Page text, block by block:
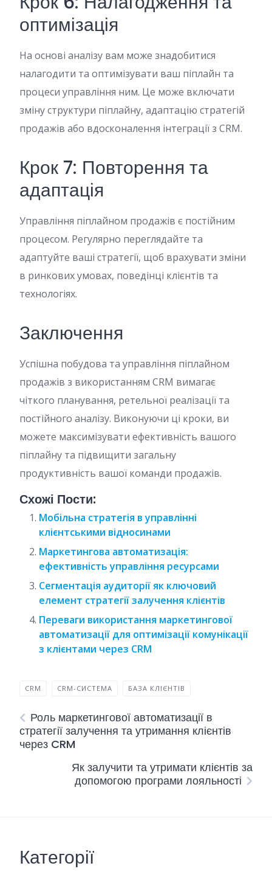
оптимізація
На основі аналізу вам може знадобитися
налагодити та оптимізувати ваш піплайн та
процеси управління ним. Це може включати
зміну структури піплайну, адаптацію стратегій
продажів або вдосконалення інтеграції з CRM.
Крок 7: Повторення та
адаптація
Управління піплайном продажів є постійним
процесом. Регулярно переглядайте та
адаптуйте ваші стратегії, щоб врахувати зміни
в ринкових умовах, поведінці клієнтів та
технологіях.
Заключення
Успішна побудова та управління піплайном
продажів з використанням CRM вимагає
чіткого планування, ретельної реалізації та
постійного аналізу. Виконуючи ці кроки, ви
можете максимізувати ефективність вашого
піплайну та підвищити загальну
продуктивність вашої команди продажів.
Схожі Пости:
Мобільна стратегія в управлінні
клієнтськими відносинами
Маркетингова автоматизація:
ефективність управління ресурсами
Сегментація аудиторії як ключовий
елемент стратегії залучення клієнтів
Переваги використання маркетингової
автоматизації для оптимізації комунікації
з клієнтами через CRM
CRM CRM-СИСТЕМА БАЗА КЛІЄНТІВ
Роль маркетингової автоматизації в
стратегії залучення та утримання клієнтів
через CRM
Як залучити та утримати клієнтів за
допомогою програми лояльності
Категорії